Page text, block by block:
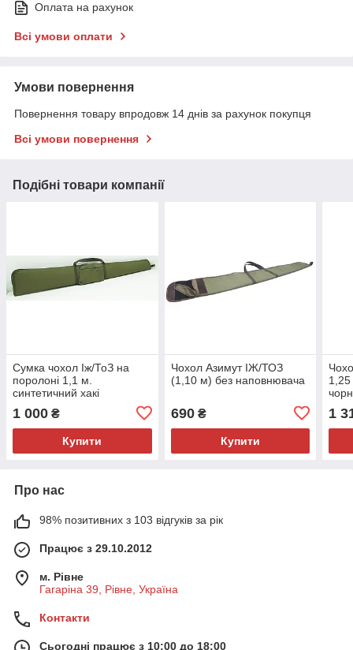
Оплата на рахунок
Всі умови оплати
Умови повернення
Повернення товару впродовж 14 днів за рахунок покупця
Всі умови повернення
Подібні товари компанії
Сумка чохол Іж/ТоЗ на
поролоні 1,1 м.
синтетичний хакі
1 000 ₴
Купити
Чохол Азимут ІЖ/ТОЗ
(1,10 м) без наповнювача
690₴
Купити
1,25
1
Про нас
98% позитивних з 103 відгуків за рік
Працює з 29.10.2012
м. Рівне
Гагаріна 39, Рівне, Україна
Контакти
Сьогодні працює з 10:00 до 18:00